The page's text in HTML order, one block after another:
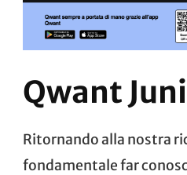
Qwant
Ritornando alla nostra
fondamentale far